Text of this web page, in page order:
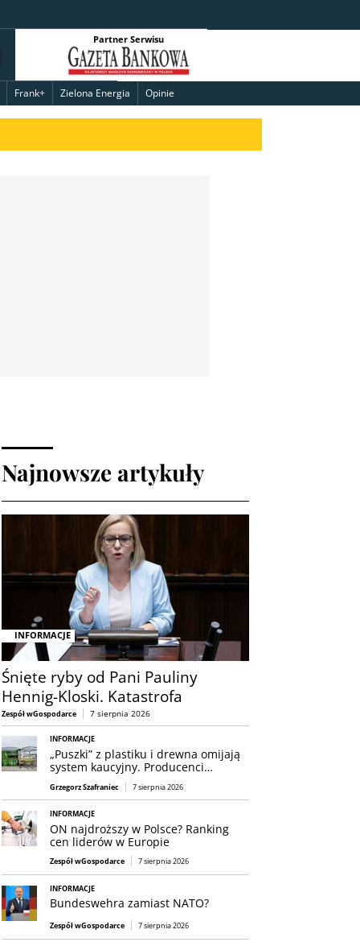
Partner Serwisu
Frank+ Zielona Energia Opinie
Najnowsze artykuły
INFORMACJE
Śnięte ryby od Pani Pauliny
Hennig-Kloski. Katastrofa
Zespół wGospodarce 7 sierpnia 2026
INFORMACJE
„Puszki” z plastiku i drewna omijają
system kaucyjny. Producenci…
Grzegorz Szafraniec 7 sierpnia 2026
INFORMACJE
ON najdroższy w Polsce? Ranking
cen liderów w Europie
Zespół wGospodarce 7 sierpnia 2026
INFORMACJE
Bundeswehra zamiast NATO?
Zespół wGospodarce 7 sierpnia 2026